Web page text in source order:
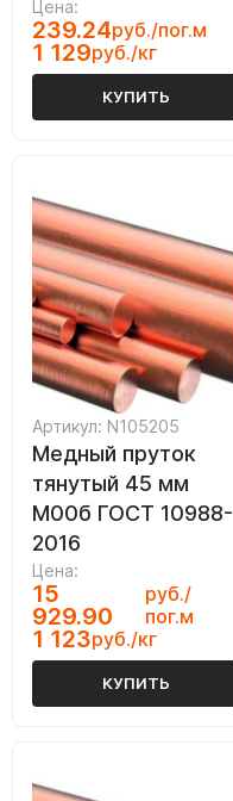
Цена:
239.24руб./пог.м
1 129руб./кг
КУПИТЬ
Артикул: N105205
Медный пруток
тянутый 45 мм
М00б ГОСТ 10988-
2016
Цена:
15
929.90
руб./
пог.м
1 123руб./кг
КУПИТЬ